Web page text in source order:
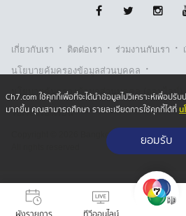
เกี่ยวกับเรา · ติตต่อเรา · ร่วมงานกับเรา ·
นโยบายคุ้มครองข้อมูลส่วนบุคคล ·
นโยบายคุ้มครองข้อมูลส่วนบุคคล (ออนไลน์)
รับเรื่องร้องเรียน
Copyright © 2026 Bangkok Broadcasting &
Ch7.com ใช้คุกกี้เพื่อที่จะได้นำข้อมูลไปวิเคราะห์เพื่อปรั
มากขึ้น คุณสามารถศึกษา รายละเอียดการใช้คุกกี้ได้ที่น
ยอมรับ